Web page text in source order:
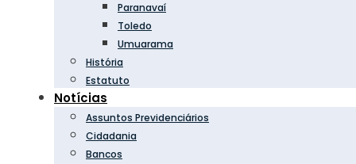
Paranavaí
Toledo
Umuarama
História
Estatuto
Notícias
Assuntos Previdenciários
Cidadania
Bancos